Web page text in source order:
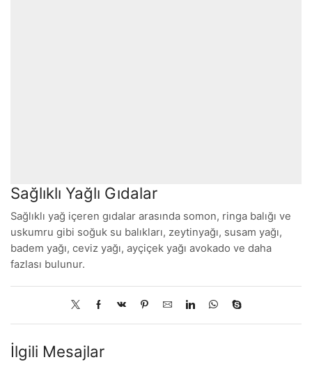
Sağlıklı Yağlı Gıdalar
Sağlıklı yağ içeren gıdalar arasında somon, ringa balığı ve
uskumru gibi soğuk su balıkları, zeytinyağı, susam yağı,
badem yağı, ceviz yağı, ayçiçek yağı avokado ve daha
fazlası bulunur.
İlgili Mesajlar